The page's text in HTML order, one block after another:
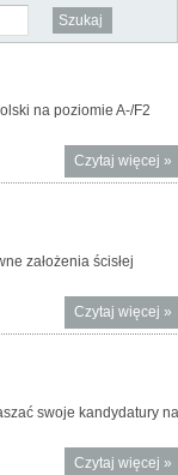
na poziomie A-/F2
Czytaj więcej o
»
założenia ścisłej
Czytaj więcej o
»
swoje kandydatury na
Czytaj więcej o
»